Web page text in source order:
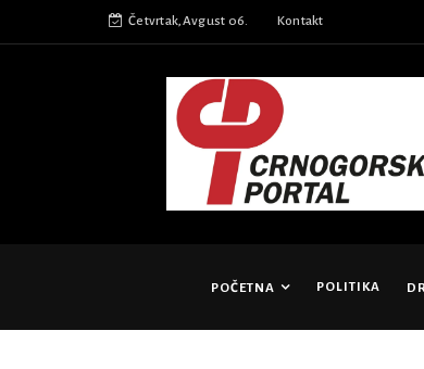
Četvrtak,Avgust 06. Kontakt
POČETNA POLITIKA